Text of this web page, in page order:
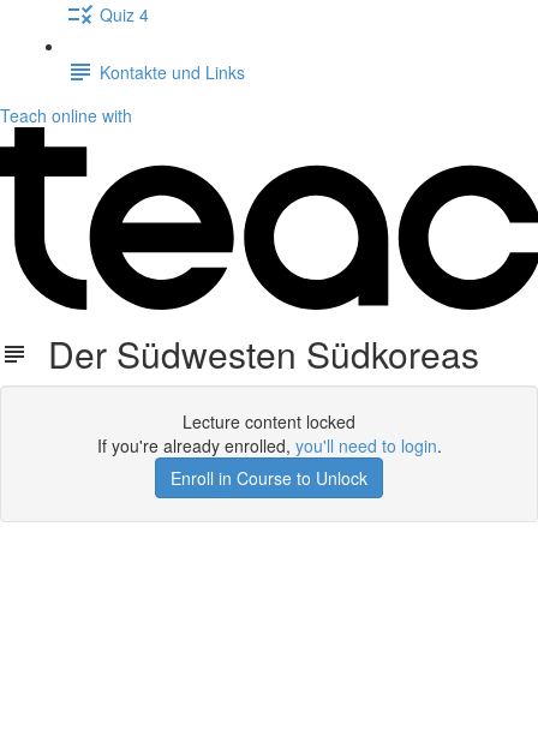
Quiz 4
Kontakte und Links
Teach online with
Der Südwesten Südkoreas
Lecture content locked
If you're already enrolled, you'll need to login.
Enroll in Course to Unlock